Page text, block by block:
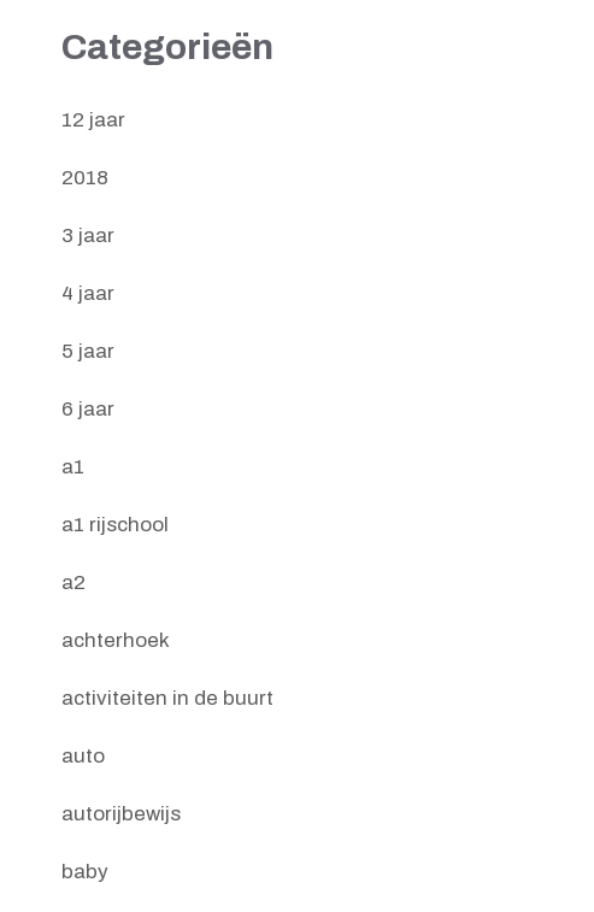
Categorieën
12 jaar
2018
3 jaar
4 jaar
5 jaar
6 jaar
a1
a1 rijschool
a2
achterhoek
activiteiten in de buurt
auto
autorijbewijs
baby